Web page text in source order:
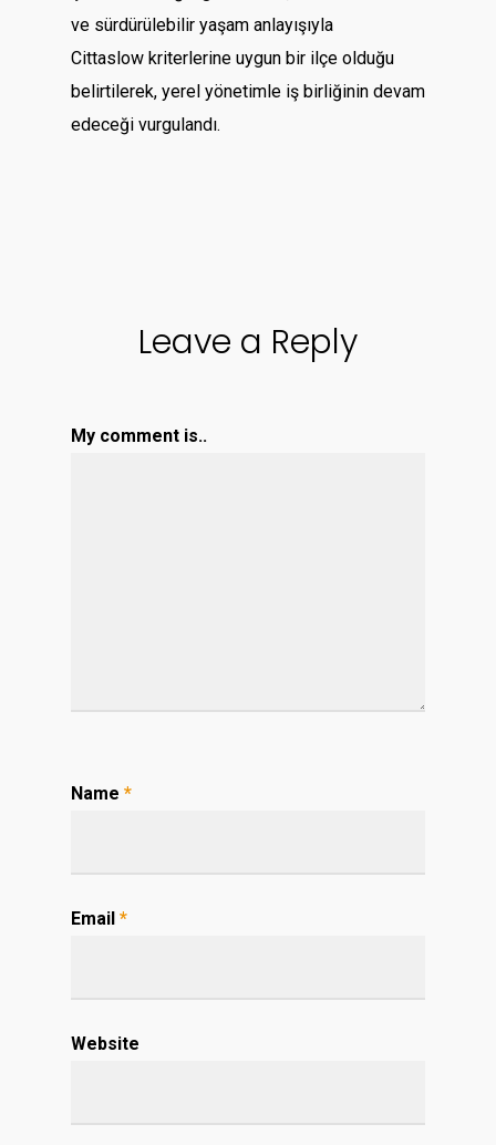
ve sürdürülebilir yaşam anlayışıyla
Cittaslow kriterlerine uygun bir ilçe olduğu
belirtilerek, yerel yönetimle iş birliğinin devam
edeceği vurgulandı.
Leave a Reply
My comment is..
Name *
Email *
Website